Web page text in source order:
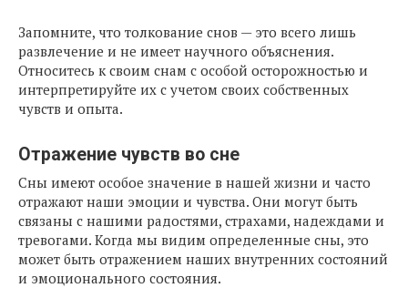
Запомните, что толкование снов — это всего лишь
развлечение и не имеет научного объяснения.
Относитесь к своим снам с особой осторожностью и
интерпретируйте их с учетом своих собственных
чувств и опыта.
Отражение чувств во сне
Сны имеют особое значение в нашей жизни и часто
отражают наши эмоции и чувства. Они могут быть
связаны с нашими радостями, страхами, надеждами и
тревогами. Когда мы видим определенные сны, это
может быть отражением наших внутренних состояний
и эмоционального состояния.